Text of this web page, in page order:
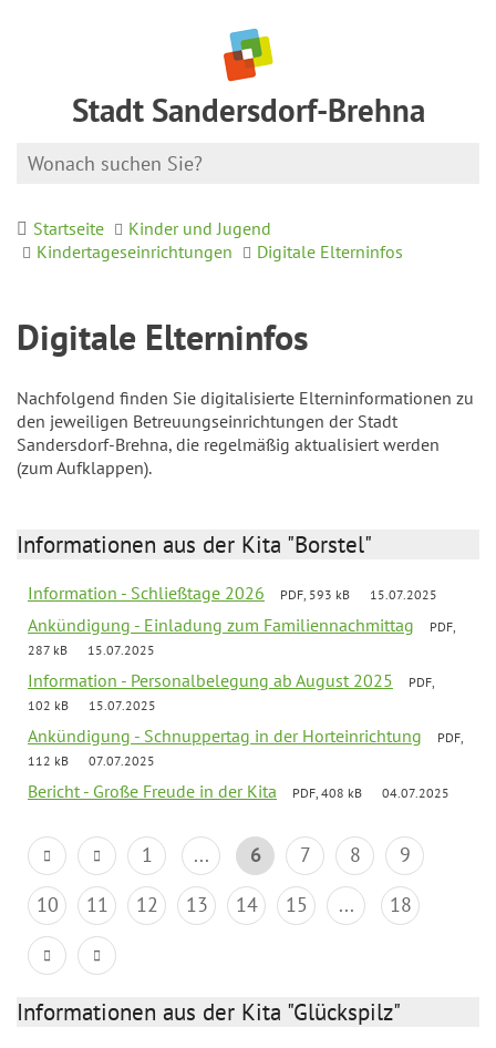
Stadt Sandersdorf-Brehna
Startseite
Kinder und Jugend
Kindertageseinrichtungen
Digitale Elterninfos
Digitale Elterninfos
Nachfolgend finden Sie digitalisierte Elterninformationen zu
den jeweiligen Betreuungseinrichtungen der Stadt
Sandersdorf-Brehna, die regelmäßig aktualisiert werden
(zum Aufklappen).
Informationen aus der Kita "Borstel"
Information - Schließtage 2026 PDF, 593 kB 15.07.2025
Ankündigung - Einladung zum Familiennachmittag
PDF,
287 kB
15.07.2025
Information - Personalbelegung ab August 2025
PDF,
102 kB
15.07.2025
Ankündigung - Schnuppertag in der Horteinrichtung
PDF,
112 kB
07.07.2025
Bericht - Große Freude in der Kita PDF, 408 kB 04.07.2025
1 ... 6 7 8
9
10
11 12 13 14 15 ... 18
Informationen aus der Kita "Glückspilz"